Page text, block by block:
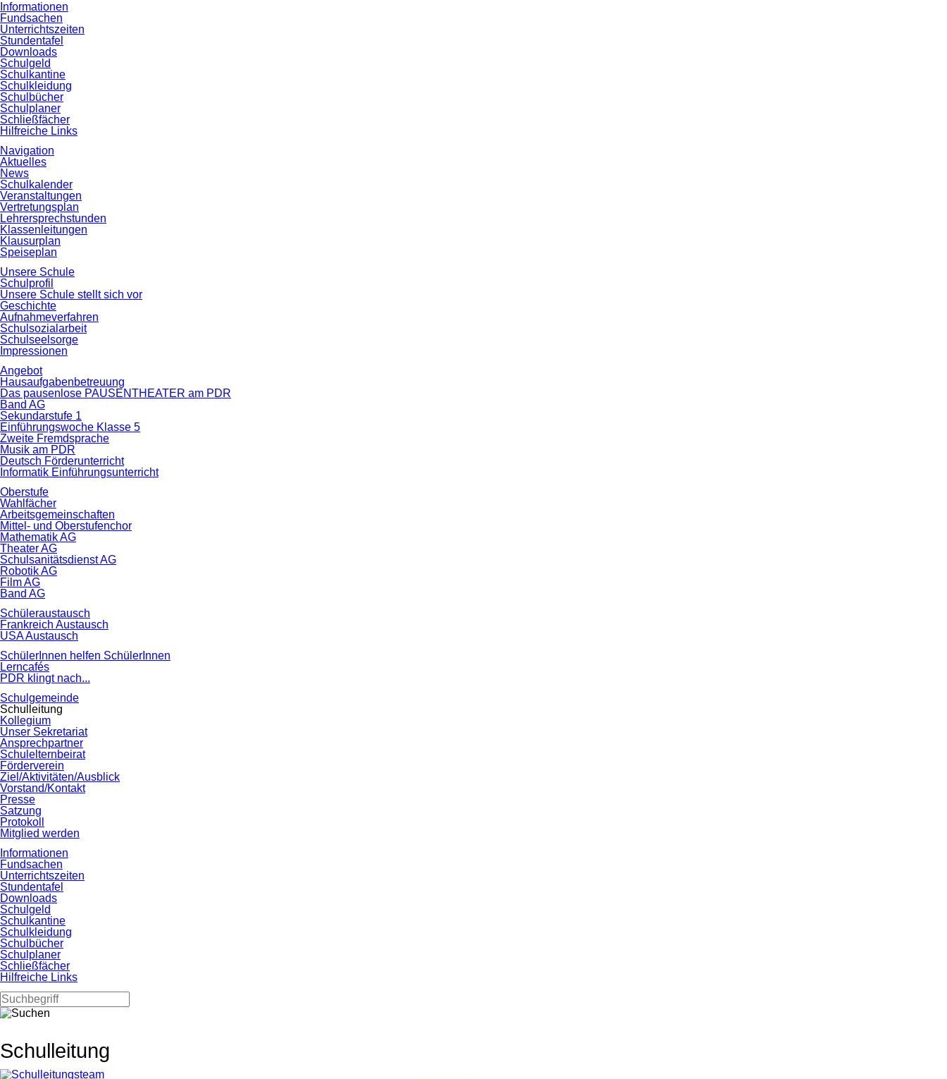
Informationen
Fundsachen
Unterrichtszeiten
Stundentafel
Downloads
Schulgeld
Schulkantine
Schulkleidung
Schulbücher
Schulplaner
Schließfächer
Hilfreiche Links
Navigation
Aktuelles
News
Schulkalender
Veranstaltungen
Vertretungsplan
Lehrersprechstunden
Klassenleitungen
Klausurplan
Speiseplan
Unsere Schule
Schulprofil
Unsere Schule stellt sich vor
Geschichte
Aufnahmeverfahren
Schulsozialarbeit
Schulseelsorge
Impressionen
Angebot
Hausaufgabenbetreuung
Das pausenlose PAUSENTHEATER am PDR
Band AG
Sekundarstufe 1
Einführungswoche Klasse 5
Zweite Fremdsprache
Musik am PDR
Deutsch Förderunterricht
Informatik Einführungsunterricht
Oberstufe
Wahlfächer
Arbeitsgemeinschaften
Mittel- und Oberstufenchor
Mathematik AG
Theater AG
Schulsanitätsdienst AG
Robotik AG
Film AG
Band AG
Schüleraustausch
Frankreich Austausch
USA Austausch
SchülerInnen helfen SchülerInnen
Lerncafés
PDR klingt nach...
Schulgemeinde
Schulleitung
Kollegium
Unser Sekretariat
Ansprechpartner
Schulelternbeirat
Förderverein
Ziel/Aktivitäten/Ausblick
Vorstand/Kontakt
Presse
Satzung
Protokoll
Mitglied werden
Informationen
Fundsachen
Unterrichtszeiten
Stundentafel
Downloads
Schulgeld
Schulkantine
Schulkleidung
Schulbücher
Schulplaner
Schließfächer
Hilfreiche Links
Schulleitung